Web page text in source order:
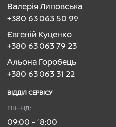
Валерія Липовська
+380 63 063 50 99
Євгеній Куценко
+380 63 063 79 23
Альона Горобець
+380 63 063 31 22
ВІДДІЛ CЕРВІСУ
Пн–Нд:
09:00 - 18:00